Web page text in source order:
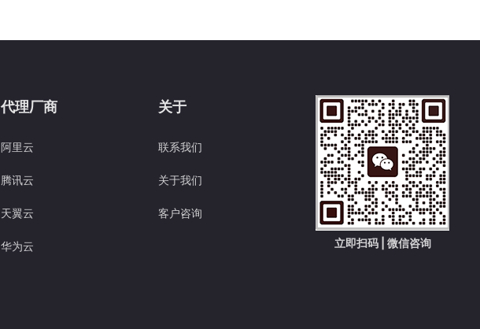
代理厂商
阿里云
腾讯云
天翼云
华为云
关于
联系我们
关于我们
客户咨询
立即扫码 | 微信咨询